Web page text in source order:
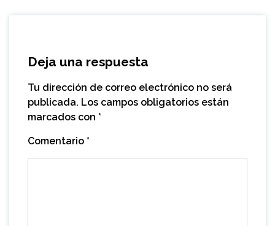
Deja una respuesta
Tu dirección de correo electrónico no será
publicada. Los campos obligatorios están
marcados con *
Comentario *